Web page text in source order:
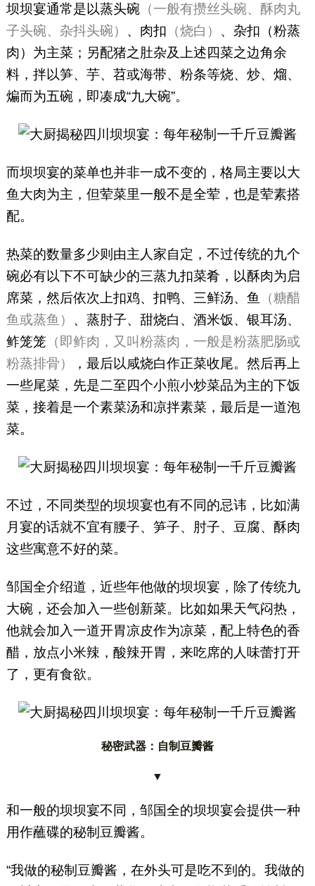
坝坝宴通常是以蒸头碗（一般有攒丝头碗、酥肉丸
子头碗、杂抖头碗） 、肉扣 （烧白） 、杂扣（粉蒸
肉）为主菜；另配猪之肚杂及上述四菜之边角余
料，拌以笋、芋、苕或海带、粉条等烧、炒、熘、
煸而为五碗，即凑成“九大碗”。
而坝坝宴的菜单也并非一成不变的，格局主要以大
鱼大肉为主，但荤菜里一般不是全荤，也是荤素搭
配。
热菜的数量多少则由主人家自定，不过传统的九个
碗必有以下不可缺少的三蒸九扣菜肴，以酥肉为启
席菜，然后依次上扣鸡、扣鸭、三鲜汤、鱼
（糖醋
鱼或蒸鱼） 、蒸肘子、甜烧白、酒米饭、银耳汤、
鲊笼笼（即鲊肉，又叫粉蒸肉，一般是粉蒸肥肠或
粉蒸排骨）
，最后以咸烧白作正菜收尾。然后再上
一些尾菜，先是二至四个小煎小炒菜品为主的下饭
菜，接着是一个素菜汤和凉拌素菜，最后是一道泡
菜。
不过，不同类型的坝坝宴也有不同的忌讳，比如满
月宴的话就不宜有腰子、笋子、肘子、豆腐、酥肉
这些寓意不好的菜。
邹国全介绍道，近些年他做的坝坝宴，除了传统九
大碗，还会加入一些创新菜。比如如果天气闷热，
他就会加入一道开胃凉皮作为凉菜，配上特色的香
醋，放点小米辣，酸辣开胃，来吃席的人味蕾打开
了，更有食欲。
秘密武器：自制豆瓣酱
▼
和一般的坝坝宴不同，邹国全的坝坝宴会提供一种
用作蘸碟的秘制豆瓣酱。
“我做的秘制豆瓣酱，在外头可是吃不到的。我做的